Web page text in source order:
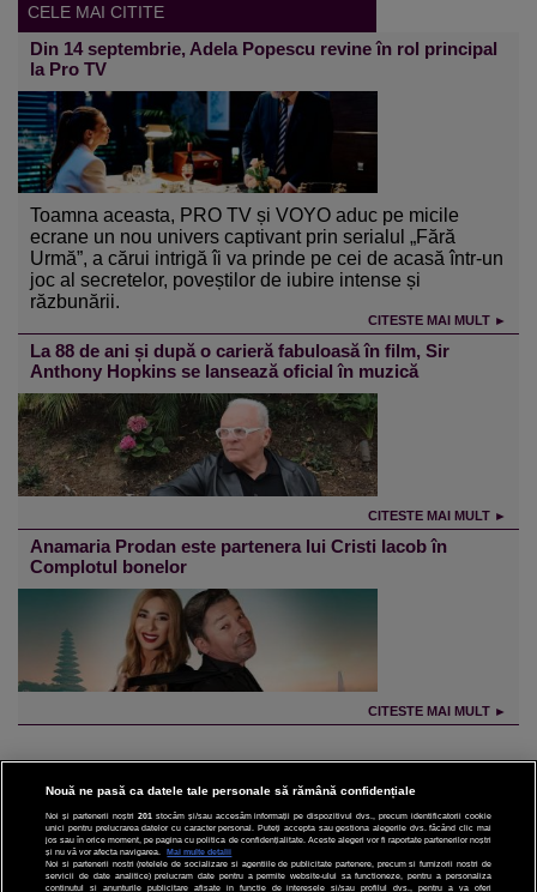
CELE MAI CITITE
Din 14 septembrie, Adela Popescu revine în rol principal
la Pro TV
Toamna aceasta, PRO TV și VOYO aduc pe micile
ecrane un nou univers captivant prin serialul „Fără
Urmă”, a cărui intrigă îi va prinde pe cei de acasă într-un
joc al secretelor, poveștilor de iubire intense și
răzbunării.
CITESTE MAI MULT ►
La 88 de ani și după o carieră fabuloasă în film, Sir
Anthony Hopkins se lansează oficial în muzică
CITESTE MAI MULT ►
Anamaria Prodan este partenera lui Cristi Iacob în
Complotul bonelor
CITESTE MAI MULT ►
CINEMA
DIVERTISMENT
Nouă ne pasă ca datele tale personale să rămână confidențiale
Noi și partenerii noștri 201 stocăm și/sau accesăm informații pe dispozitivul dvs., precum identificatorii cookie
unici pentru prelucrarea datelor cu caracter personal. Puteți accepta sau gestiona alegerile dvs. făcând clic mai
jos sau în orice moment, pe pagina cu politica de confidențialitate. Aceste alegeri vor fi raportate partenerilor noștri
și nu vă vor afecta navigarea.
Mai multe detalii
Noi si partenerii nostri (retelele de socializare si agentiile de publicitate partenere, precum si furnizorii nostri de
servicii de date analitice) prelucram date pentru a permite website-ului sa functioneze, pentru a personaliza
continutul si anunturile publicitare afisate in functie de interesele si/sau profilul dvs., pentru a va oferi